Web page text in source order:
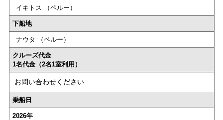
イキトス （ペルー）
下船地
ナウタ （ペルー）
クルーズ代金
1名代金（2名1室利用）
お問い合わせください
乗船日
2026年